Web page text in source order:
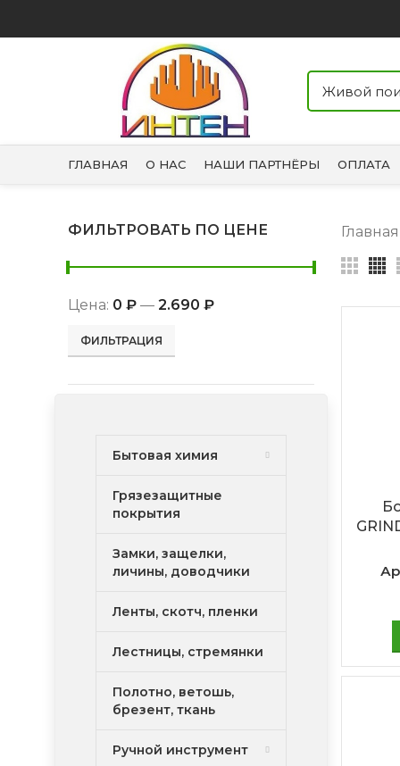
ГЛАВНАЯ О НАС НАШИ ПАРТНЁРЫ ОПЛАТА
ФИЛЬТРОВАТЬ ПО ЦЕНЕ
Минимальная
цена
Максимальная
цена
ФИЛЬТРАЦИЯ
Цена: 0 ₽ — 2.690 ₽
Бытовая химия
Грязезащитные
покрытия
Замки, защелки,
личины, доводчики
Ленты, скотч, пленки
Лестницы, стремянки
Полотно, ветошь,
брезент, ткань
Ручной инструмент
Главная